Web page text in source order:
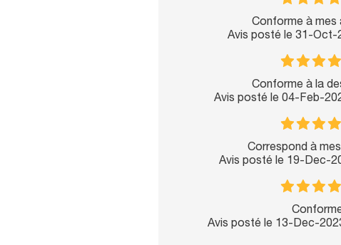
Conforme à mes
Avis posté le 31-Oct-
Conforme à la
Avis posté le 04-Feb-
Correspond à
Avis posté le 19-Dec-
Avis posté le 13-Dec-